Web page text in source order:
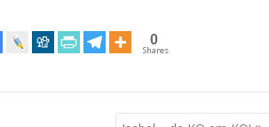
0
Shares